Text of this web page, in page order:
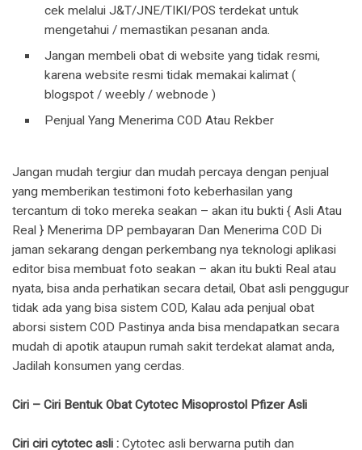
cek melalui J&T/JNE/TIKI/POS terdekat untuk
mengetahui / memastikan pesanan anda.
Jangan membeli obat di website yang tidak resmi,
karena website resmi tidak memakai kalimat (
blogspot / weebly / webnode )
Penjual Yang Menerima COD Atau Rekber
Jangan mudah tergiur dan mudah percaya dengan penjual
yang memberikan testimoni foto keberhasilan yang
tercantum di toko mereka seakan – akan itu bukti { Asli Atau
Real } Menerima DP pembayaran Dan Menerima COD Di
jaman sekarang dengan perkembang nya teknologi aplikasi
editor bisa membuat foto seakan – akan itu bukti Real atau
nyata, bisa anda perhatikan secara detail, Obat asli penggugur
tidak ada yang bisa sistem COD, Kalau ada penjual obat
aborsi sistem COD Pastinya anda bisa mendapatkan secara
mudah di apotik ataupun rumah sakit terdekat alamat anda,
Jadilah konsumen yang cerdas.
Ciri – Ciri Bentuk Obat Cytotec Misoprostol Pfizer Asli
Ciri ciri cytotec asli : Cytotec asli berwarna putih dan